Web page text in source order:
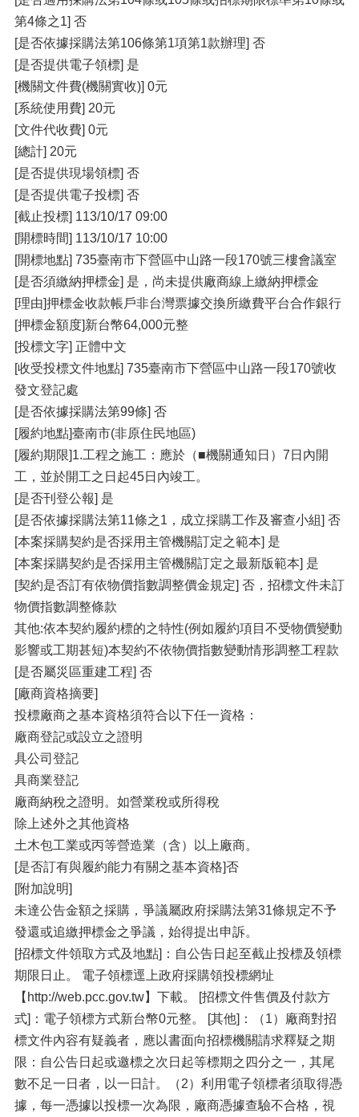
第4條之1] 否
[是否依據採購法第106條第1項第1款辦理] 否
[是否提供電子領標] 是
[機關文件費(機關實收)] 0元
[系統使用費] 20元
[文件代收費] 0元
[總計] 20元
[是否提供現場領標] 否
[是否提供電子投標] 否
[截止投標] 113/10/17 09:00
[開標時間] 113/10/17 10:00
[開標地點] 735臺南市下營區中山路一段170號三樓會議室
[是否須繳納押標金] 是，尚未提供廠商線上繳納押標金
[理由]押標金收款帳戶非台灣票據交換所繳費平台合作銀行
[押標金額度]新台幣64,000元整
[投標文字] 正體中文
[收受投標文件地點] 735臺南市下營區中山路一段170號收
發文登記處
[是否依據採購法第99條] 否
[履約地點]臺南市(非原住民地區)
[履約期限]1.工程之施工：應於（■機關通知日）7日內開
工，並於開工之日起45日內竣工。
[是否刊登公報] 是
[是否依據採購法第11條之1，成立採購工作及審查小組] 否
[本案採購契約是否採用主管機關訂定之範本] 是
[本案採購契約是否採用主管機關訂定之最新版範本] 是
[契約是否訂有依物價指數調整價金規定] 否，招標文件未訂
物價指數調整條款
其他:依本契約履約標的之特性(例如履約項目不受物價變動
影響或工期甚短)本契約不依物價指數變動情形調整工程款
[是否屬災區重建工程] 否
[廠商資格摘要]
投標廠商之基本資格須符合以下任一資格：
廠商登記或設立之證明
具公司登記
具商業登記
廠商納稅之證明。如營業稅或所得稅
除上述外之其他資格
土木包工業或丙等營造業（含）以上廠商。
[是否訂有與履約能力有關之基本資格]否
[附加說明]
未達公告金額之採購，爭議屬政府採購法第31條規定不予
發還或追繳押標金之爭議，始得提出申訴。
[招標文件領取方式及地點]：自公告日起至截止投標及領標
期限日止。 電子領標逕上政府採購領投標網址
【http://web.pcc.gov.tw】下載。 [招標文件售價及付款方
式]：電子領標方式新台幣0元整。 [其他]：（1）廠商對招
標文件內容有疑義者，應以書面向招標機關請求釋疑之期
限：自公告日起或邀標之次日起等標期之四分之一，其尾
數不足一日者，以一日計。（2）利用電子領標者須取得憑
據，每一憑據以投標一次為限，廠商憑據查驗不合格，視